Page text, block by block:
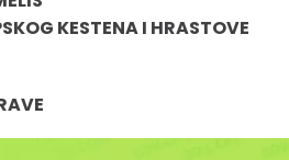
KESTENA I HRASTOVE